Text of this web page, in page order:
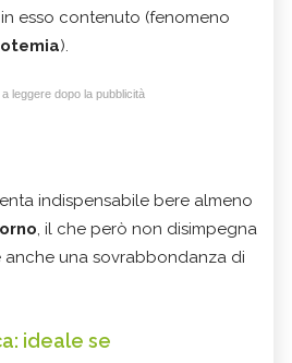
esso contenuto (fenomeno
).
leggere dopo la pubblicità
indispensabile bere almeno
, il che però non disimpegna
anche una sovrabbondanza di
ideale se